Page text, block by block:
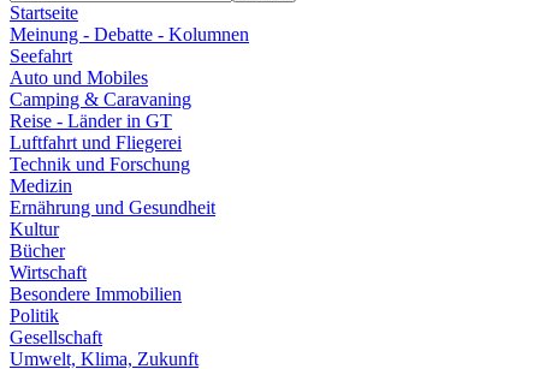
Startseite
Meinung - Debatte - Kolumnen
Seefahrt
Auto und Mobiles
Camping & Caravaning
Reise - Länder in GT
Luftfahrt und Fliegerei
Technik und Forschung
Medizin
Ernährung und Gesundheit
Kultur
Bücher
Wirtschaft
Besondere Immobilien
Politik
Gesellschaft
Umwelt, Klima, Zukunft